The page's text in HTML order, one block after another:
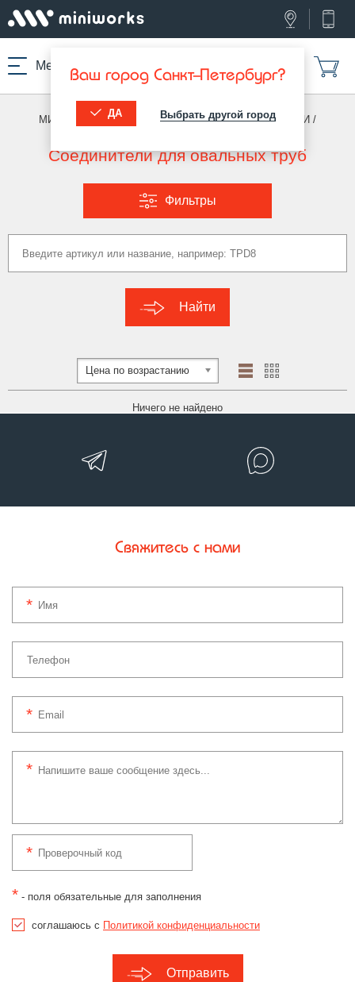
Меню Ваш город Санкт-Петербург?
ДА Выбрать другой город
МИНИВОРКС ПРО ПЕРЕХОДНИКИ И СОЕДИНИТЕЛИ /
СОЕДИНИТЕЛИ (ОВАЛ)
Соединители для овальных труб
Фильтры
Найти
Цена по возрастанию
Ничего не найдено
Свяжитесь с нами
* - поля обязательные для заполнения
соглашаюсь с Политикой конфиденциальности
Отправить